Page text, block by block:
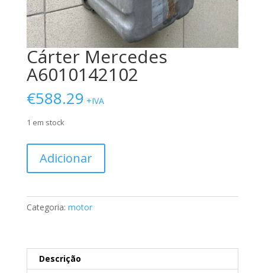
Cárter Mercedes
A6010142102
€588.29 +IVA
1 em stock
Cárter
A6010142102
Adicionar
Categoria: motor
Descrição